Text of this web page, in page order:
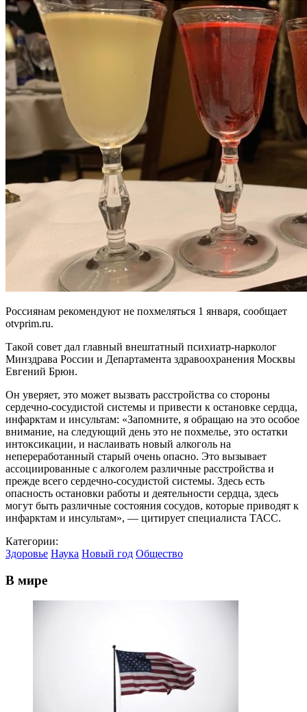
Россиянам рекомендуют не похмеляться 1 января, сообщает
otvprim.ru.
Такой совет дал главный внештатный психиатр-нарколог
Минздрава России и Департамента здравоохранения Москвы
Евгений Брюн.
Он уверяет, это может вызвать расстройства со стороны
сердечно-сосудистой системы и привести к остановке сердца,
инфарктам и инсультам: «Запомните, я обращаю на это особое
внимание, на следующий день это не похмелье, это остатки
интоксикации, и наслаивать новый алкоголь на
непереработанный старый очень опасно. Это вызывает
ассоциированные с алкоголем различные расстройства и
прежде всего сердечно-сосудистой системы. Здесь есть
опасность остановки работы и деятельности сердца, здесь
могут быть различные состояния сосудов, которые приводят к
инфарктам и инсультам», — цитирует специалиста ТАСС.
Категории:
Здоровье Наука Новый год Общество
В мире